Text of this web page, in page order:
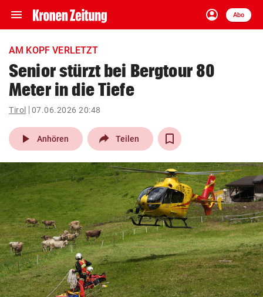
menu Navigation
ein-/ausklappen
account_circle
Anmelden
Abo
close Schließen
account_circle Anmelden
pin_drop
Wien arrow_right
bookmark
search
Suchbegriff
eingeben
© Krone Multimedia GmbH & Co KG 2026
Muthgasse 2, 1190 Wien
AM KOPF VERLETZT
Senior stürzt bei Bergtour 80
Meter in die Tiefe
Tirol 07.06.2026 20:48
play_arrow Anhören Teilen